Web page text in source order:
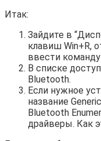
Итак:
Зайдите в
клавиш Win+R,
ввести
В списке
Bluetooth.
Если нужное
название
Bluetooth
драйверы. Как